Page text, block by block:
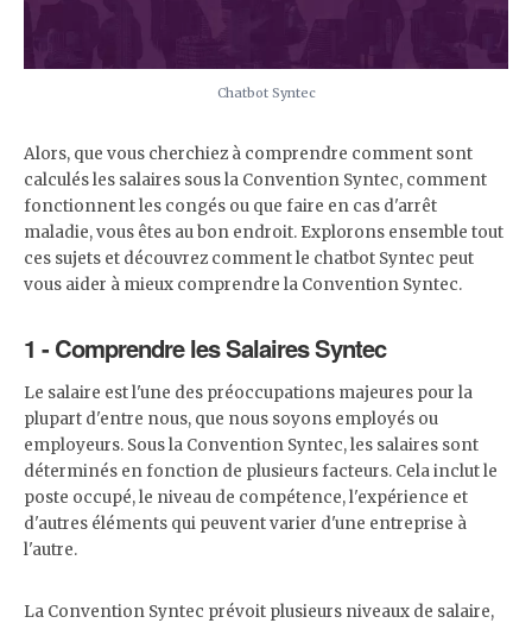
Chatbot Syntec
Alors, que vous cherchiez à comprendre comment sont
calculés les salaires sous la Convention Syntec, comment
fonctionnent les congés ou que faire en cas d'arrêt
maladie, vous êtes au bon endroit. Explorons ensemble tout
ces sujets et découvrez comment le chatbot Syntec peut
vous aider à mieux comprendre la Convention Syntec.
1 - Comprendre les Salaires Syntec
Le salaire est l'une des préoccupations majeures pour la
plupart d'entre nous, que nous soyons employés ou
employeurs. Sous la Convention Syntec, les salaires sont
déterminés en fonction de plusieurs facteurs. Cela inclut le
poste occupé, le niveau de compétence, l'expérience et
d'autres éléments qui peuvent varier d'une entreprise à
l'autre.
La Convention Syntec prévoit plusieurs niveaux de salaire,